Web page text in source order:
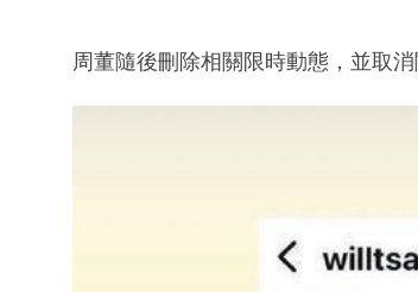
周董隨後刪除相關限時動態，並取